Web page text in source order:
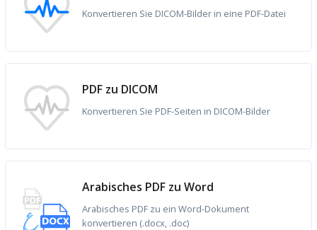
Konvertieren Sie DICOM-Bilder in eine PDF-Datei
PDF zu DICOM
Konvertieren Sie PDF-Seiten in DICOM-Bilder
Arabisches PDF zu Word
Arabisches PDF zu ein Word-Dokument
konvertieren (.docx, .doc)